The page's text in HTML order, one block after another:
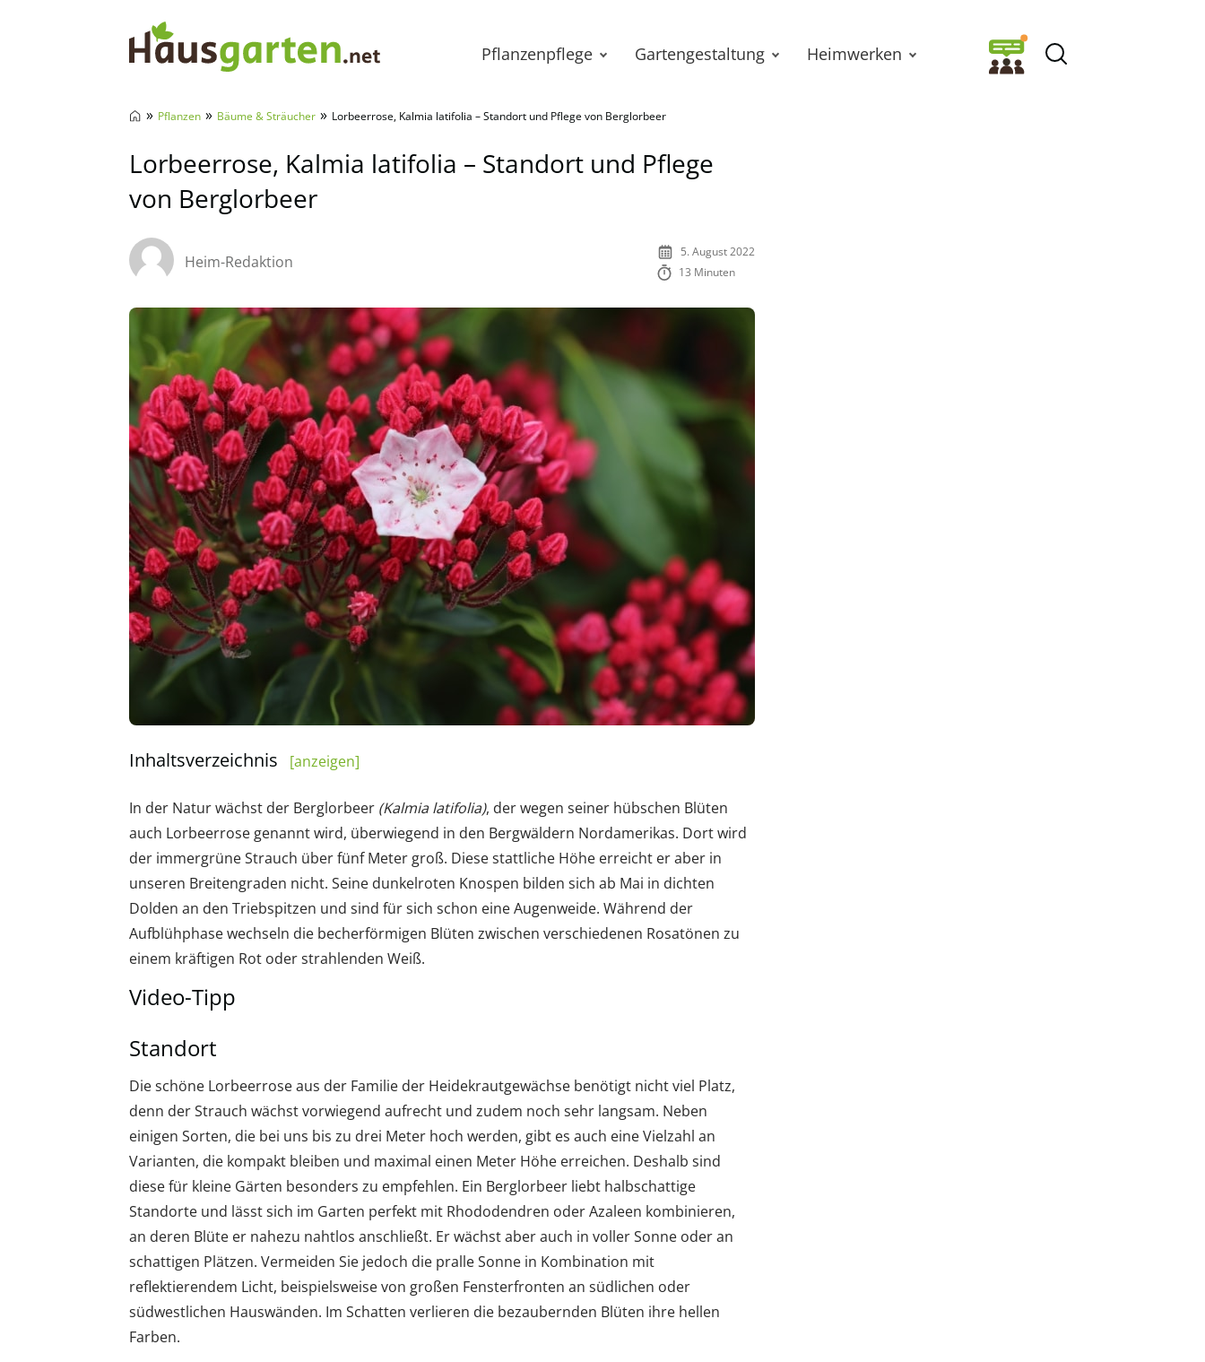
Pflanzenpflege Gartengestaltung Heimwerken
» Pflanzen » Bäume & Sträucher » Lorbeerrose, Kalmia latifolia – Standort und Pflege von Berglorbeer
Lorbeerrose, Kalmia latifolia – Standort und Pflege
von Berglorbeer
Heim-Redaktion
5. August 2022
13 Minuten
Inhaltsverzeichnis [anzeigen]
In der Natur wächst der Berglorbeer (Kalmia latifolia), der wegen seiner hübschen Blüten
auch Lorbeerrose genannt wird, überwiegend in den Bergwäldern Nordamerikas. Dort wird
der immergrüne Strauch über fünf Meter groß. Diese stattliche Höhe erreicht er aber in
unseren Breitengraden nicht. Seine dunkelroten Knospen bilden sich ab Mai in dichten
Dolden an den Triebspitzen und sind für sich schon eine Augenweide. Während der
Aufblühphase wechseln die becherförmigen Blüten zwischen verschiedenen Rosatönen zu
einem kräftigen Rot oder strahlenden Weiß.
Video-Tipp
Standort
Die schöne Lorbeerrose aus der Familie der Heidekrautgewächse benötigt nicht viel Platz,
denn der Strauch wächst vorwiegend aufrecht und zudem noch sehr langsam. Neben
einigen Sorten, die bei uns bis zu drei Meter hoch werden, gibt es auch eine Vielzahl an
Varianten, die kompakt bleiben und maximal einen Meter Höhe erreichen. Deshalb sind
diese für kleine Gärten besonders zu empfehlen. Ein Berglorbeer liebt halbschattige
Standorte und lässt sich im Garten perfekt mit Rhododendren oder Azaleen kombinieren,
an deren Blüte er nahezu nahtlos anschließt. Er wächst aber auch in voller Sonne oder an
schattigen Plätzen. Vermeiden Sie jedoch die pralle Sonne in Kombination mit
reflektierendem Licht, beispielsweise von großen Fensterfronten an südlichen oder
südwestlichen Hauswänden. Im Schatten verlieren die bezaubernden Blüten ihre hellen
Farben.